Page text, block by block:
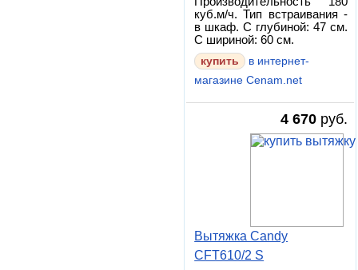
куб.м/ч. Тип встраивания -
в шкаф. С глубиной: 47 см.
С шириной: 60 см.
в интернет-
магазине Cenam.net
4 670 руб.
Вытяжка Candy
CFT610/2 S